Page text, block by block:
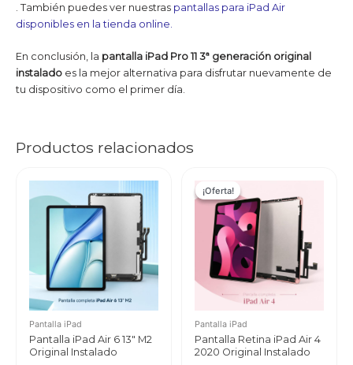
. También puedes ver nuestras pantallas para iPad Air
disponibles en la tienda online.
En conclusión, la pantalla iPad Pro 11 3ª generación original
instalado es la mejor alternativa para disfrutar nuevamente de
tu dispositivo como el primer día.
Productos relacionados
Pantalla iPad
Pantalla iPad Air 6 13″ M2
Original Instalado
¡Oferta!
¡Oferta!
Pantalla iPad
Pantalla Retina iPad Air 4
2020 Original Instalado